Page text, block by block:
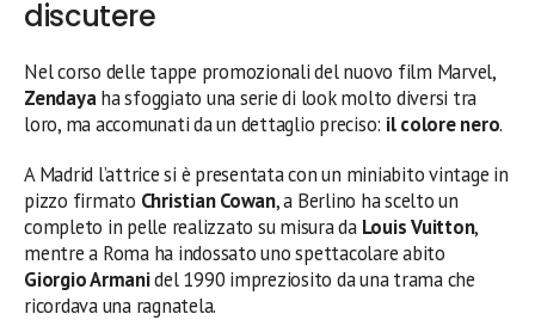
discutere
Nel corso delle tappe promozionali del nuovo film Marvel,
Zendayaha sfoggiato una serie di look molto diversi tra
loro, ma accomunati da un dettaglio preciso: il colore nero.
A Madrid l’attrice si è presentata con un miniabito vintage in
pizzo firmato Christian Cowan, a Berlino ha scelto un
completo in pelle realizzato su misura da Louis Vuitton,
mentre a Roma ha indossato uno spettacolare abito
Giorgio Armanidel 1990 impreziosito da una trama che
ricordava una ragnatela.